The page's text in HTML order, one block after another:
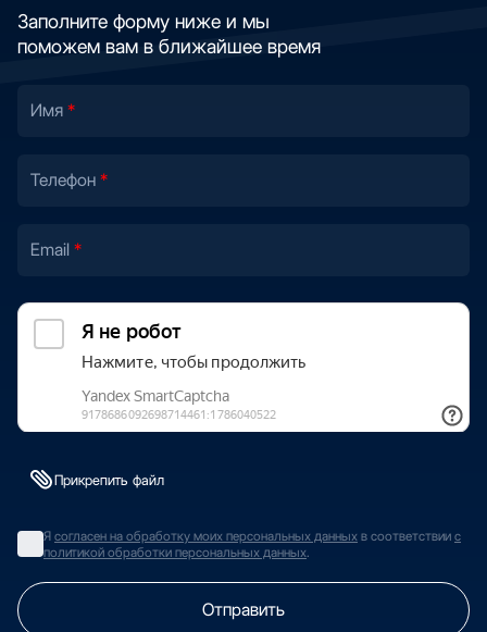
Заполните форму ниже и мы
поможем вам в ближайшее время
Имя
Телефон
Email
Прикрепить файл
Я согласен на обработку моих персональных данных в соответствии с
политикой обработки персональных данных.
Отправить